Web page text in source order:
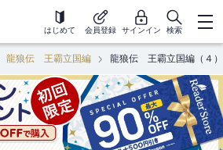
はじめて 会員登録 サインイン 検索
龍狼伝 王霸立国編 龍狼伝 王霸立国編（４）